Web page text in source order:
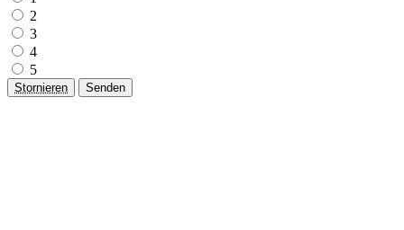
2
3
4
5
Stornieren Senden